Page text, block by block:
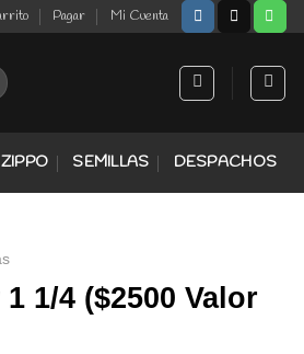
Pagar Mi Cuenta
ZIPPO SEMILLAS DESPACHOS
1/4 ($2500 Valor